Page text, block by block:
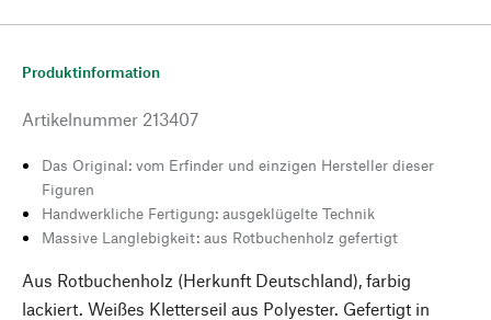
Produktinformation
Artikelnummer 213407
Das Original: vom Erfinder und einzigen Hersteller dieser
Figuren
Handwerkliche Fertigung: ausgeklügelte Technik
Massive Langlebigkeit: aus Rotbuchenholz gefertigt
Aus Rotbuchenholz (Herkunft Deutschland), farbig
lackiert. Weißes Kletterseil aus Polyester. Gefertigt in